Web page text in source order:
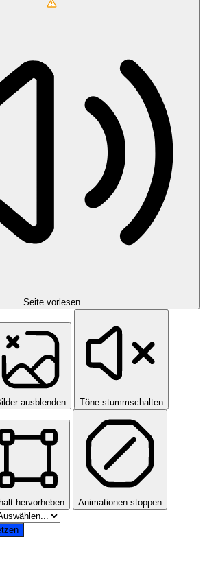
Seite vorlesen
ausblenden Töne stummschalten
hervorheben Animationen stoppen